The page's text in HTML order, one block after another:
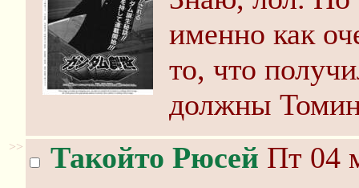
именно как
то, что
должны
>> Такойто Рюсей Пт 04